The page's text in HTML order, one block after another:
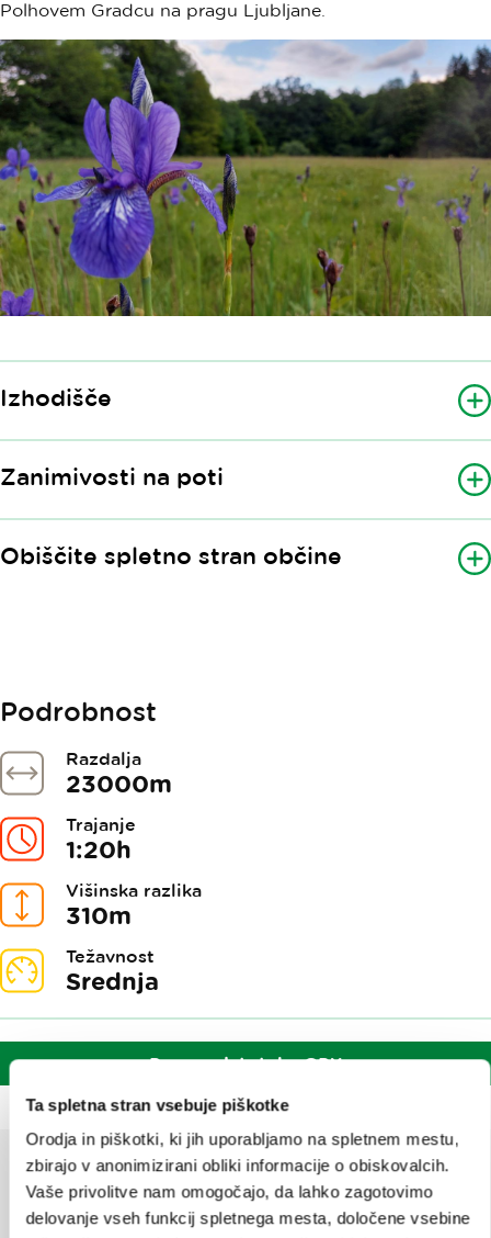
Ta spletna stran vsebuje piškotke
Orodja in piškotki, ki jih uporabljamo na spletnem mestu,
zbirajo v anonimizirani obliki informacije o obiskovalcih.
Vaše privolitve nam omogočajo, da lahko zagotovimo
delovanje vseh funkcij spletnega mesta, določene vsebine
Polhovem Gradcu na pragu Ljubljane.
Izhodišče
Zanimivosti na poti
Obiščite spletno stran občine
Podrobnost
Razdalja
23000m
Trajanje
1:20h
Višinska razlika
310m
Težavnost
Srednja
Prenos datoteke GPX
Pomagajte nam izboljšati spletno